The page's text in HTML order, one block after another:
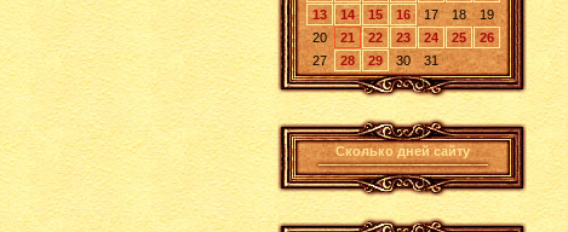
13
14 15 16 17 18
19
20
21 22 23 24 25
26
27
28 29 30 31
Сколько дней сайту